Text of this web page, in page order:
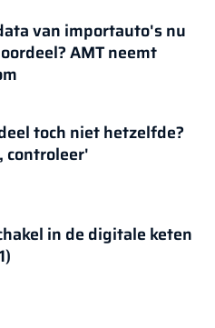
van importauto's nu
AMT neemt
toch niet hetzelfde?
controleer'
in de digitale keten